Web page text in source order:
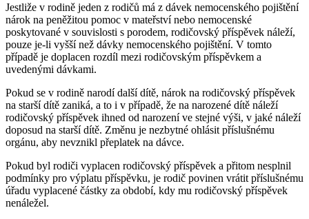
Jestliže v rodině jeden z rodičů má z dávek nemocenského pojištění
nárok na peněžitou pomoc v mateřství nebo nemocenské
poskytované v souvislosti s porodem, rodičovský příspěvek náleží,
pouze je-li vyšší než dávky nemocenského pojištění. V tomto
případě je doplacen rozdíl mezi rodičovským příspěvkem a
uvedenými dávkami.
Pokud se v rodině narodí další dítě, nárok na rodičovský příspěvek
na starší dítě zaniká, a to i v případě, že na narozené dítě náleží
rodičovský příspěvek ihned od narození ve stejné výši, v jaké náleží
doposud na starší dítě. Změnu je nezbytné ohlásit příslušnému
orgánu, aby nevznikl přeplatek na dávce.
Pokud byl rodiči vyplacen rodičovský příspěvek a přitom nesplnil
podmínky pro výplatu příspěvku, je rodič povinen vrátit příslušnému
úřadu vyplacené částky za období, kdy mu rodičovský příspěvek
nenáležel.